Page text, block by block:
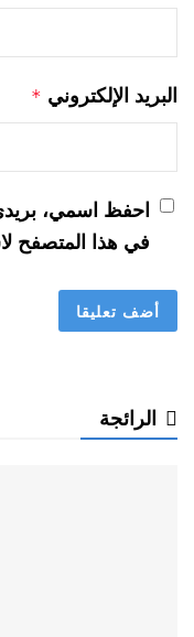
البريد الإلكتروني *
احفظ اسمي، بريدي
في هذا المتصفح
الرائجة